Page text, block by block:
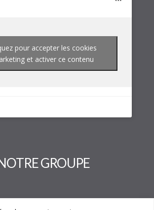
pour accepter les cookies
et activer ce contenu
GROUPE